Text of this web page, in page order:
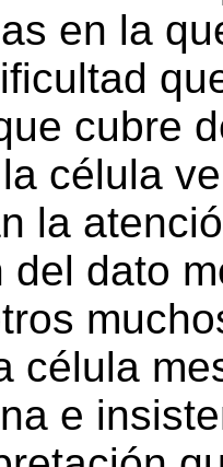
en la
cubre
célula
la
del dato
célula
e